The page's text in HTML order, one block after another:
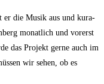
er die Musik aus und kura­
monat­lich und vor­erst
das Pro­jekt ger­ne auch im
wir sehen, ob es